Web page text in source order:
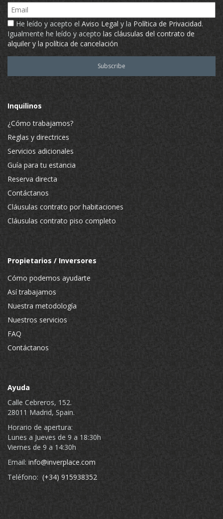
Email
He leído y acepto el Aviso Legal y la Política de Privacidad.
Igualmente he leído y acepto las cláusulas del contrato de
alquiler y la política de cancelación
Inquilinos
¿Cómo trabajamos?
Reglas y directrices
Servicios adicionales
Guía para tu estancia
Reserva directa
Contáctanos
Cláusulas contrato por habitaciones
Cláusulas contrato piso completo
Propietarios / Inversores
Cómo podemos ayudarte
Así trabajamos
Nuestra metodología
Nuestros servicios
FAQ
Contáctanos
Ayuda
Calle Cebreros, 152.
28011 Madrid, Spain.
Horario de apertura:
Lunes a Jueves de 9 a 18:30h
Viernes de 9 a 14:30h
Email: info@inverplace.com
Teléfono: (+34) 915938352